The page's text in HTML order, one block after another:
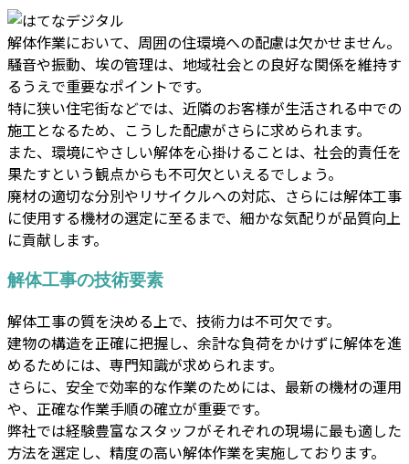
解体作業において、周囲の住環境への配慮は欠かせません。
騒音や振動、埃の管理は、地域社会との良好な関係を維持す
るうえで重要なポイントです。
特に狭い住宅街などでは、近隣のお客様が生活される中での
施工となるため、こうした配慮がさらに求められます。
また、環境にやさしい解体を心掛けることは、社会的責任を
果たすという観点からも不可欠といえるでしょう。
廃材の適切な分別やリサイクルへの対応、さらには解体工事
に使用する機材の選定に至るまで、細かな気配りが品質向上
に貢献します。
解体工事の技術要素
解体工事の質を決める上で、技術力は不可欠です。
建物の構造を正確に把握し、余計な負荷をかけずに解体を進
めるためには、専門知識が求められます。
さらに、安全で効率的な作業のためには、最新の機材の運用
や、正確な作業手順の確立が重要です。
弊社では経験豊富なスタッフがそれぞれの現場に最も適した
方法を選定し、精度の高い解体作業を実施しております。